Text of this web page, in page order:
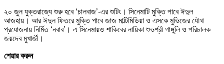
২০ জুন যুক্তরাজ্যে শুরু হবে ‘চালবাজ’-এর শুটিং। সিনেমাটি মুক্তি পাবে ঈদুল
আজহায়। আর ঈদুল ফিতরে মুক্তি পাবে জাজ মাল্টিমিডিয়া ও এসকে মুভিজের যৌথ
প্রযোজনায় নির্মিত ‘নবাব’। এ সিনেমায়ও শাকিবের নায়িকা শুভশ্রী গাঙ্গুলি ও পরিচালক
জয়দেব মুখার্জী।
শেয়ার করুন